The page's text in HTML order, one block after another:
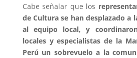
Cabe señalar que los
de Cultura se han desplazado a
al equipo local, y
locales y especialistas de la
Perú un sobrevuelo a la